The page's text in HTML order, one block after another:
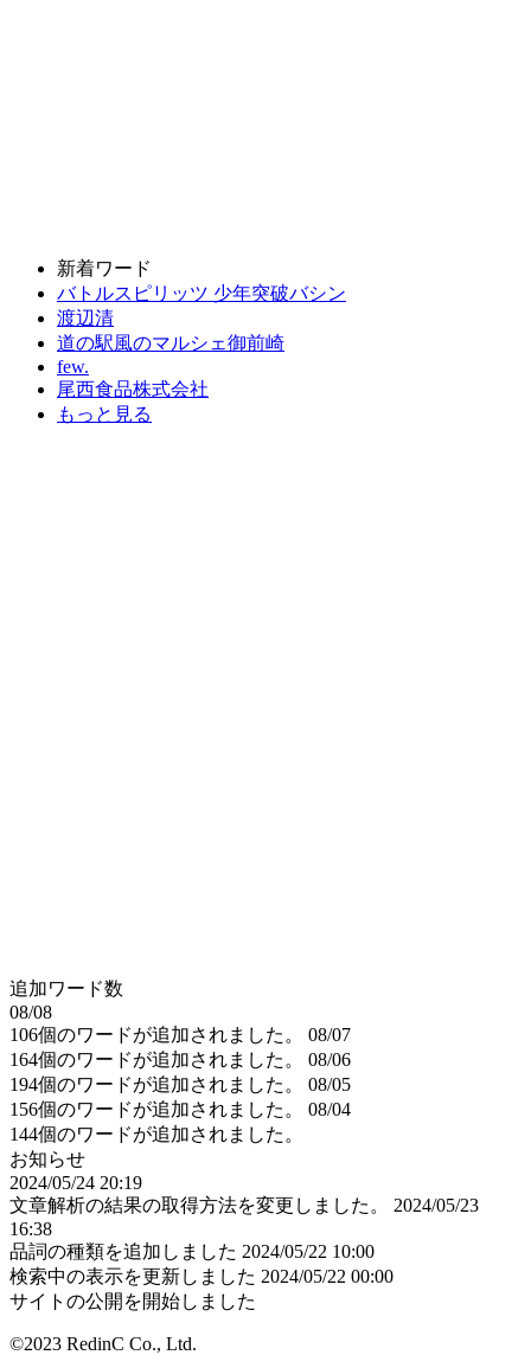
新着ワード
バトルスピリッツ 少年突破バシン
渡辺清
道の駅風のマルシェ御前崎
few.
尾西食品株式会社
もっと見る
追加ワード数
08/08
106個のワードが追加されました。
08/07
164個のワードが追加されました。
08/06
194個のワードが追加されました。
08/05
156個のワードが追加されました。
08/04
144個のワードが追加されました。
お知らせ
2024/05/24 20:19
文章解析の結果の取得方法を変更しました。
2024/05/23
16:38
品詞の種類を追加しました 2024/05/22 10:00
検索中の表示を更新しました 2024/05/22 00:00
サイトの公開を開始しました
©2023 RedinC Co., Ltd.